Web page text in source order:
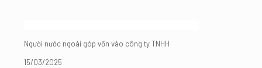
Người nước ngoài góp vốn vào công ty TNHH
15/03/2025